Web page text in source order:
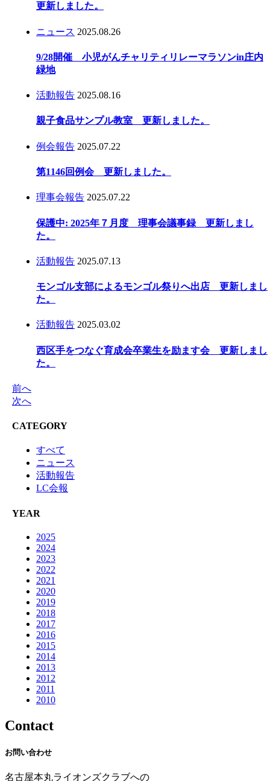
更新しました。
ニュース 2025.08.26
9/28開催 小児がんチャリティリレーマラソンin庄内
緑地
活動報告 2025.08.16
親子食品サンプル教室 更新しました。
例会報告 2025.07.22
第1146回例会 更新しました。
理事会報告 2025.07.22
保護中: 2025年７月度 理事会議事録 更新しまし
た。
活動報告 2025.07.13
モンゴル支部によるモンゴル祭りへ出店 更新しまし
た。
活動報告 2025.03.02
西区手をつなぐ育成会卒業生を励ます会 更新しまし
た。
前へ
次へ
CATEGORY
すべて
ニュース
活動報告
LC会報
YEAR
2025
2024
2023
2022
2021
2020
2019
2018
2017
2016
2015
2014
2013
2012
2011
2010
Contact
お問い合わせ
名古屋本丸ライオンズクラブへの